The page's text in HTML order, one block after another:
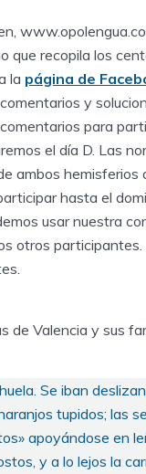
que recopila los
la página de
y
para
el día D. Las
ambos hemisferios
hasta el
usar nuestra
otros
Valencia y sus
Se iban
tupidos; las
apoyándose en
y a lo lejos la